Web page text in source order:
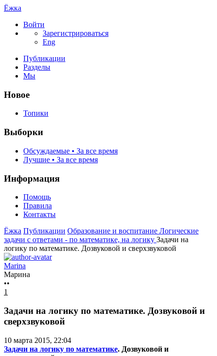
Ёжка
Войти
Зарегистрироваться
Eng
Публикации
Разделы
Мы
Новое
Топики
Выборки
Обсуждаемые • За все время
Лучшие • За все время
Информация
Помощь
Правила
Контакты
Ёжка Публикации Образование и воспитание Логические
задачи с ответами - по математике, на логику Задачи на
логику по математике. Дозвуковой и сверхзвуковой
Marina
Марина
••
1
Задачи на логику по математике. Дозвуковой и
сверхзвуковой
10 марта 2015, 22:04
Задачи на логику по математике. Дозвуковой и